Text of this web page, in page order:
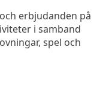
erbjudanden på
i samband
spel och